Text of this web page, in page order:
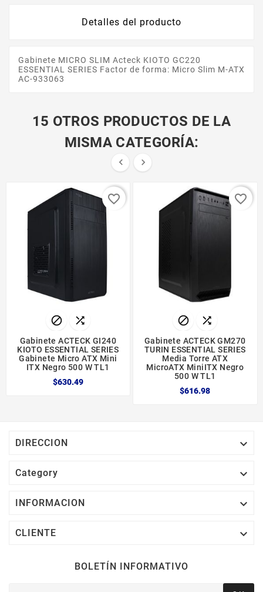
Detalles del producto
Gabinete MICRO SLIM Acteck KIOTO GC220
ESSENTIAL SERIES Factor de forma: Micro Slim M-ATX
AC-933063
15 OTROS PRODUCTOS DE LA
MISMA CATEGORÍA:
 
 
Gabinete ACTECK GI240
KIOTO ESSENTIAL SERIES
Gabinete Micro ATX Mini
ITX Negro 500 W TL1
$630.49
favorite_border
 
Gabinete ACTECK GM270
TURIN ESSENTIAL SERIES
Media Torre ATX
MicroATX MiniITX Negro
500 W TL1
$616.98
favorite_border
DIRECCION 
Category 
INFORMACION 
CLIENTE 
BOLETÍN INFORMATIVO